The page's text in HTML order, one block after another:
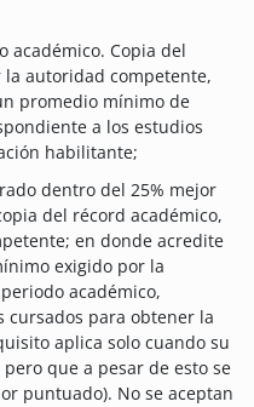
académico. Copia del
autoridad competente,
promedio mínimo de
a los estudios
habilitante;
dentro del 25% mejor
del récord académico,
en donde acredite
exigido por la
académico,
cursados para obtener la
aplica solo cuando su
que a pesar de esto se
puntuado). No se aceptan